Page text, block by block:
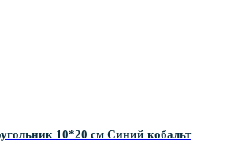
10*20 см Синий кобальт